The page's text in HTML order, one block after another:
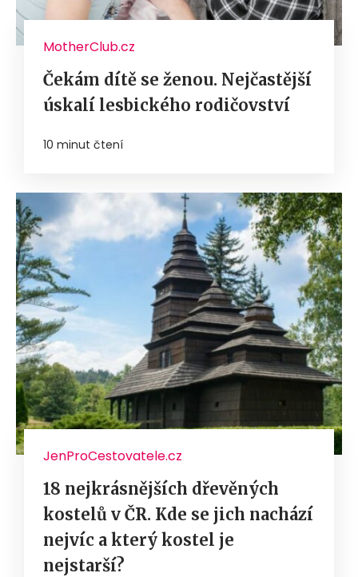
MotherClub.cz
Čekám dítě se ženou. Nejčastější
úskalí lesbického rodičovství
10 minut čtení
JenProCestovatele.cz
18 nejkrásnějších dřevěných
kostelů v ČR. Kde se jich nachází
nejvíc a který kostel je
nejstarší?